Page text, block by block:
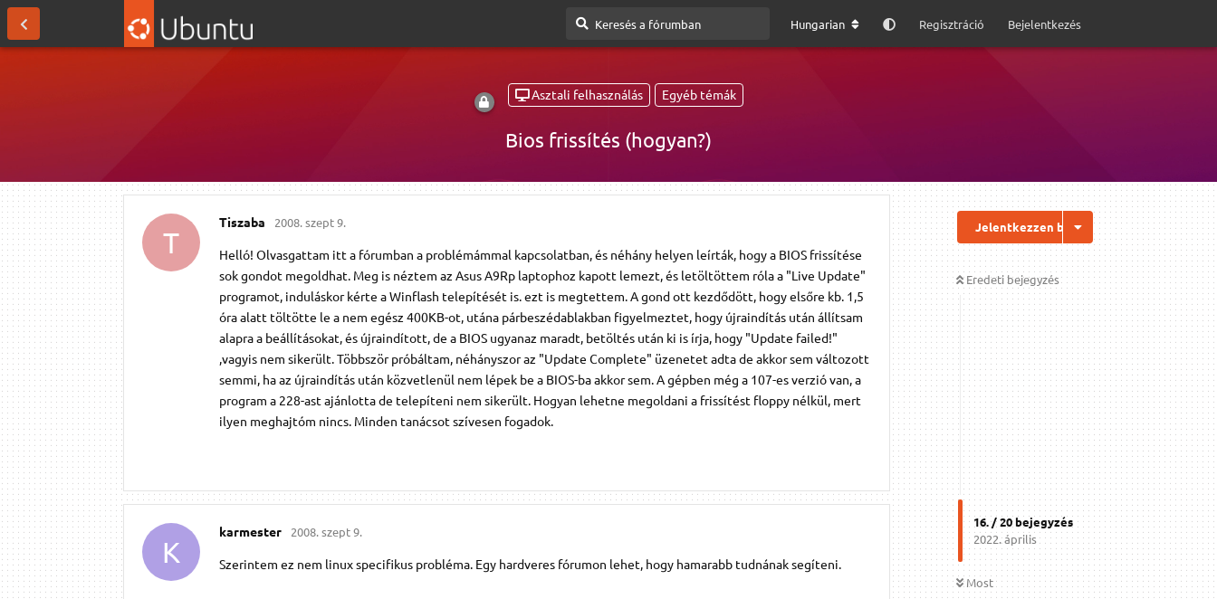
Hungarian Regisztráció Bejelentkezés
Asztali felhasználás Egyéb témák
Bios frissítés (hogyan?)
Jelentkezzen be a válaszhoz
Eredeti bejegyzés
16. /20bejegyzés
2022. április
Most
T
Tiszaba 2008. szept 9.
Helló! Olvasgattam itt a fórumban a problémámmal kapcsolatban, és néhány helyen leírták, hogy a BIOS frissítése
sok gondot megoldhat. Meg is néztem az Asus A9Rp laptophoz kapott lemezt, és letöltöttem róla a "Live Update"
programot, induláskor kérte a Winflash telepítését is. ezt is megtettem. A gond ott kezdődött, hogy elsőre kb. 1,5
óra alatt töltötte le a nem egész 400KB-ot, utána párbeszédablakban figyelmeztet, hogy újraindítás után állítsam
alapra a beállításokat, és újraindított, de a BIOS ugyanaz maradt, betöltés után ki is írja, hogy "Update failed!"
,vagyis nem sikerült. Többször próbáltam, néhányszor az "Update Complete" üzenetet adta de akkor sem változott
semmi, ha az újraindítás után közvetlenül nem lépek be a BIOS-ba akkor sem. A gépben még a 107-es verzió van, a
program a 228-ast ajánlotta de telepíteni nem sikerült. Hogyan lehetne megoldani a frissítést floppy nélkül, mert
ilyen meghajtóm nincs. Minden tanácsot szívesen fogadok.
K
karmester 2008. szept 9.
Szerintem ez nem linux specifikus probléma. Egy hardveres fórumon lehet, hogy hamarabb tudnának segíteni.